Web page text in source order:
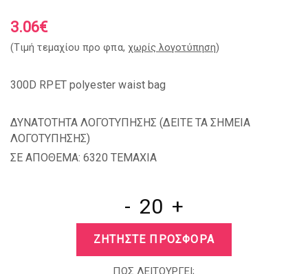
3.06€
(Tιμή τεμαχίου προ φπα, χωρίς λογοτύπηση)
300D RPET polyester waist bag
ΔΥΝΑΤΟΤΗΤΑ ΛΟΓΟΤΥΠΗΣΗΣ (ΔΕΙΤΕ ΤΑ ΣΗΜΕΙΑ
ΛΟΓΟΤΥΠΗΣΗΣ)
ΣΕ ΑΠΟΘΕΜΑ: 6320 TEMAXIA
- +
ΖΗΤΗΣΤΕ ΠΡΟΣΦΟΡΑ
ΠΩΣ ΛΕΙΤΟΥΡΓΕΙ;